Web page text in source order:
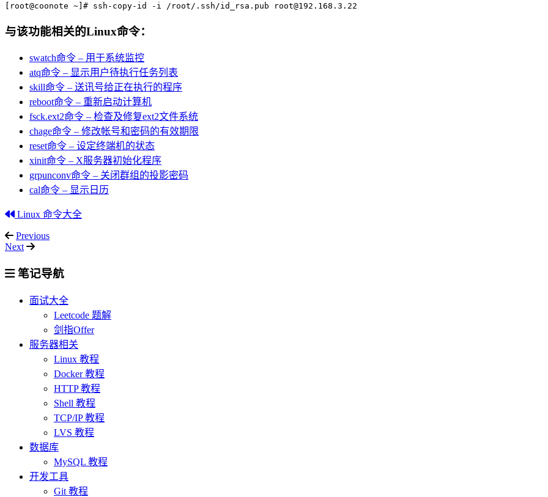
[root@coonote ~]# ssh-copy-id -i /root/.ssh/id_rsa.pub root@192.168.3.22
与该功能相关的Linux命令：
swatch命令 – 用于系统监控
atq命令 – 显示用户待执行任务列表
skill命令 – 送讯号给正在执行的程序
reboot命令 – 重新启动计算机
fsck.ext2命令 – 检查及修复ext2文件系统
chage命令 – 修改帐号和密码的有效期限
reset命令 – 设定终端机的状态
xinit命令 – X服务器初始化程序
grpunconv命令 – 关闭群组的投影密码
cal命令 – 显示日历
Linux 命令大全
Previous
Next
笔记导航
面试大全
Leetcode 题解
剑指Offer
服务器相关
Linux 教程
Docker 教程
HTTP 教程
Shell 教程
TCP/IP 教程
LVS 教程
数据库
MySQL 教程
开发工具
Git 教程